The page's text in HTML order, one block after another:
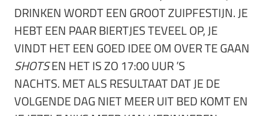
DRINKEN WORDT EEN GROOT ZUIPFESTIJN. JE
HEBT EEN PAAR BIERTJES TEVEEL OP, JE
VINDT HET EEN GOED IDEE OM OVER TE GAAN
SHOTSEN HET IS ZO 17:00 UUR ’S
NACHTS. MET ALS RESULTAAT DAT JE DE
VOLGENDE DAG NIET MEER UIT BED KOMT EN